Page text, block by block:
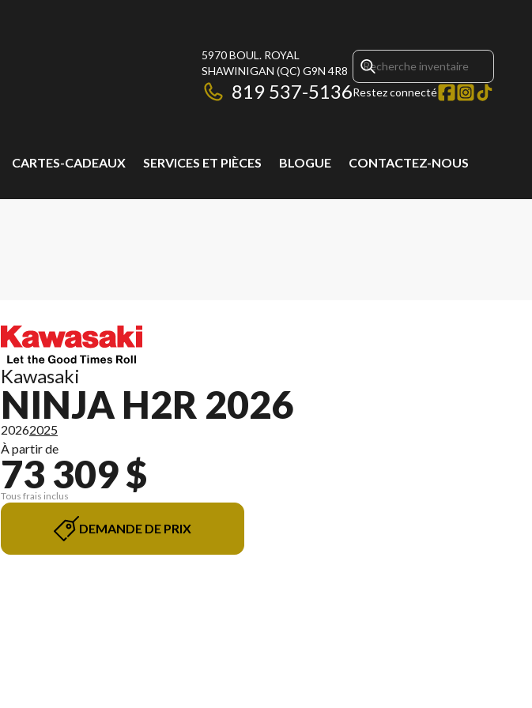
5970 BOUL. ROYAL
SHAWINIGAN (QC) G9N 4R8
819 537-5136Restez connecté
CARTES-CADEAUX SERVICES ET PIÈCES BLOGUE CONTACTEZ-NOUS
Kawasaki
NINJA H2R 2026
20262025
À partir de
73 309 $
Tous frais inclus
DEMANDE DE PRIX